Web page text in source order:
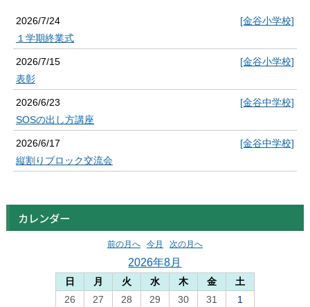
2026/7/24
[金谷小学校]
１学期終業式
2026/7/15
[金谷小学校]
表彰
2026/6/23
[金谷中学校]
SOSの出し方講座
2026/6/17
[金谷中学校]
縦割りブロック交流会
カレンダー
前の月へ 今月 次の月へ
2026年8月
日 月 火 水 木 金
土
26
27 28 29 30 31 1